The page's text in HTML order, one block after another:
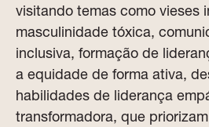
visitando temas como vieses
masculinidade tóxica,
inclusiva, formação de
a equidade de forma ativa,
habilidades de liderança
transformadora, que